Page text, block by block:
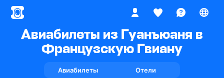
Авиабилеты из Гуанъюаня в
Французскую Гвиану
Авиабилеты Отели